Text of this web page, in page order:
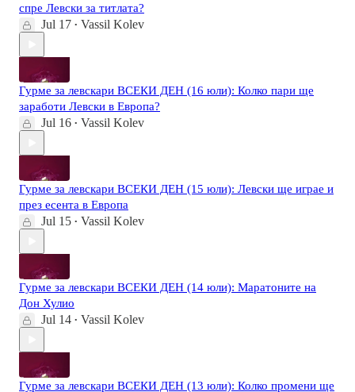
спре Левски за титлата?
Jul 17 • Vassil Kolev
Гурме за левскари ВСЕКИ ДЕН (16 юли): Колко пари ще
заработи Левски в Европа?
Jul 16 • Vassil Kolev
Гурме за левскари ВСЕКИ ДЕН (15 юли): Левски ще играе и
през есента в Европа
Jul 15 • Vassil Kolev
Гурме за левскари ВСЕКИ ДЕН (14 юли): Маратоните на
Дон Хулио
Jul 14 • Vassil Kolev
Гурме за левскари ВСЕКИ ДЕН (13 юли): Колко промени ще